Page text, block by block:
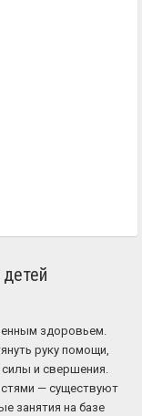
здоровьем.
руку помощи,
и свершения.
— существуют
занятия на базе